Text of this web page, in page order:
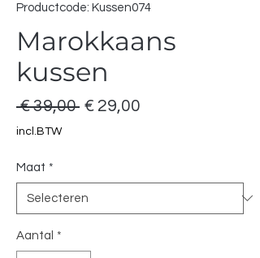
Productcode: Kussen074
Marokkaans
kussen
€ 39,00 Normale
€ 29,00
incl.BTW
Maat *
Aantal *